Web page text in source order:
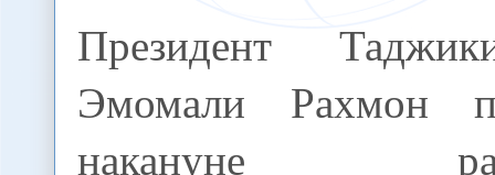
Президент
Эмомали Рахмон
накануне